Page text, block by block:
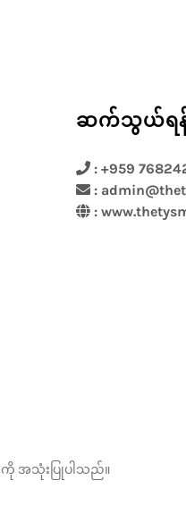
းကို အသုံးပြုပါသည်။
ဆက်သွယ်ရန်
: +959
:
: